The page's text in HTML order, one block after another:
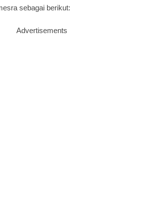
sebagai berikut:
Advertisements